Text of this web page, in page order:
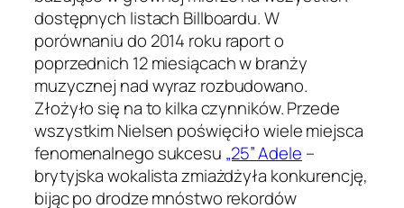
dostępnych listach Billboardu. W
porównaniu do 2014 roku raport o
poprzednich 12 miesiącach w branży
muzycznej nad wyraz rozbudowano.
Złożyło się na to kilka czynników. Przede
wszystkim Nielsen poświęciło wiele miejsca
fenomenalnego sukcesu „25” Adele –
brytyjska wokalista zmiażdżyła konkurencję,
bijąc po drodze mnóstwo rekordów